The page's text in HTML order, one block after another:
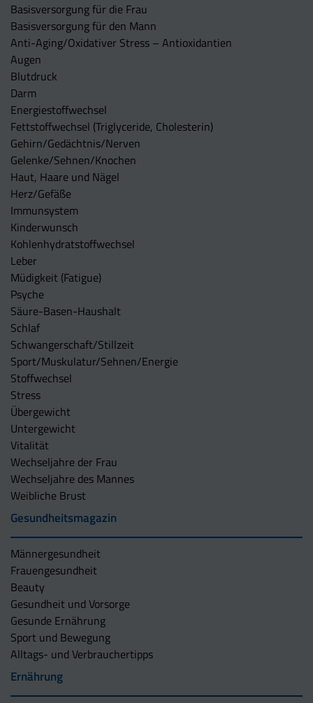
Basisversorgung für die Frau
Basisversorgung für den Mann
Anti-Aging/Oxidativer Stress – Antioxidantien
Augen
Blutdruck
Darm
Energiestoffwechsel
Fettstoffwechsel (Triglyceride, Cholesterin)
Gehirn/Gedächtnis/Nerven
Gelenke/Sehnen/Knochen
Haut, Haare und Nägel
Herz/Gefäße
Immunsystem
Kinderwunsch
Kohlenhydratstoffwechsel
Leber
Müdigkeit (Fatigue)
Psyche
Säure-Basen-Haushalt
Schlaf
Schwangerschaft/Stillzeit
Sport/Muskulatur/Sehnen/Energie
Stoffwechsel
Stress
Übergewicht
Untergewicht
Vitalität
Wechseljahre der Frau
Wechseljahre des Mannes
Weibliche Brust
Gesundheitsmagazin
Männergesundheit
Frauengesundheit
Beauty
Gesundheit und Vorsorge
Gesunde Ernährung
Sport und Bewegung
Alltags- und Verbrauchertipps
Ernährung